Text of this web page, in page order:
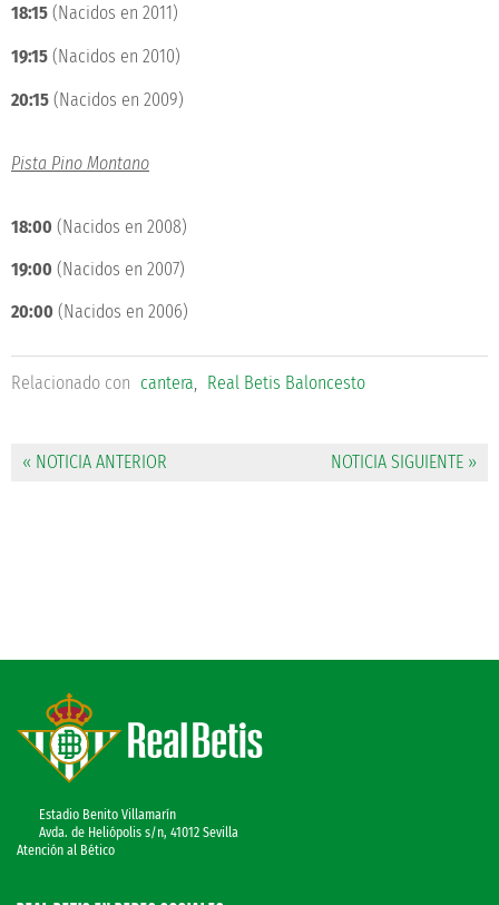
18:15 (Nacidos en 2011)
19:15 (Nacidos en 2010)
20:15 (Nacidos en 2009)
Pista Pino Montano
18:00 (Nacidos en 2008)
19:00 (Nacidos en 2007)
20:00 (Nacidos en 2006)
Relacionado con cantera, Real Betis Baloncesto
« NOTICIA ANTERIOR NOTICIA SIGUIENTE »
Estadio Benito Villamarín
Avda. de Heliópolis s/n, 41012 Sevilla
Atención al Bético